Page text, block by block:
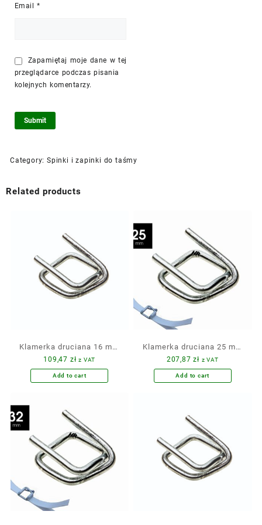
Email*
Zapamiętaj moje dane w tej
przeglądarce podczas pisania
kolejnych komentarzy.
Category: Spinki i zapinki do taśmy
Related products
Klamerka druciana 16 mm
1000 szt. ocynkowana CB5
109,47 zł z VAT
Add to cart
Klamerka druciana 25 mm
500 szt. ocynkowana CB8
207,87zł z VAT
Add to cart